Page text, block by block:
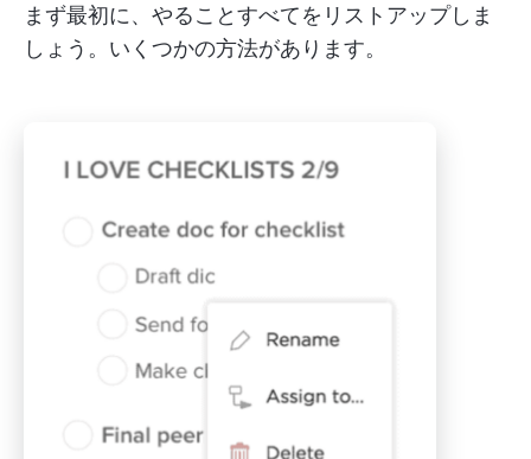
まず最初に、やることすべてをリストアップしま
しょう。いくつかの方法があります。